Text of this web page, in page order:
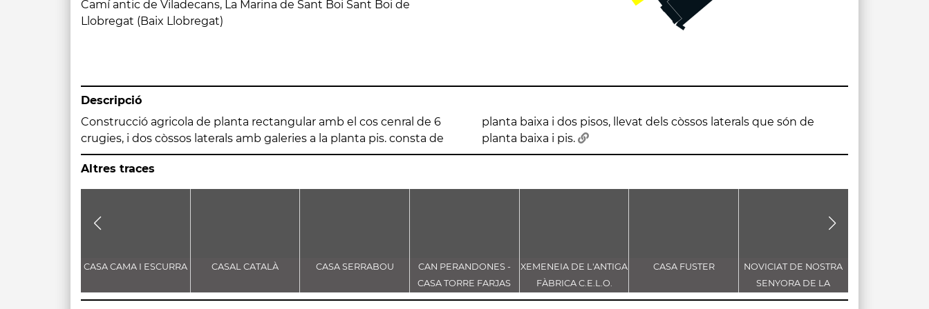
Camí antic de Viladecans, La Marina de Sant Boi Sant Boi de
Llobregat (Baix Llobregat)
Descripció
Construcció agricola de planta rectangular amb el cos cenral de 6
crugies, i dos còssos laterals amb galeries a la planta pis. consta de
planta baixa i dos pisos, llevat dels còssos laterals que són de
planta baixa i pis.
Altres traces
CASA CAMA I ESCURRA CASAL CATALÀ CASA SERRABOU
CAN PERANDONES -
CASA TORRE FARJAS
XEMENEIA DE L'ANTIGA
FÀBRICA C.E.L.O.
CASA FUSTER
NOVICIAT DE NOSTRA
SENYORA DE LA
CONSOLACIÓ